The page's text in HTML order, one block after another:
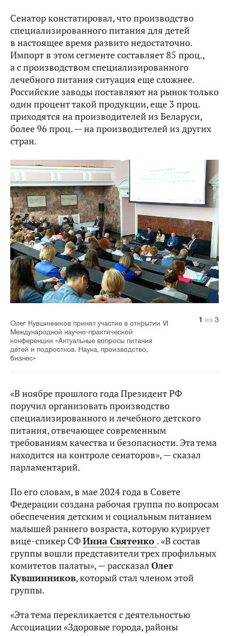
Сенатор констатировал, что производство
специализированного питания для детей
в настоящее время развито недостаточно.
Импорт в этом сегменте составляет 85 проц.,
а с производством специализированного
лечебного питания ситуация еще сложнее.
Российские заводы поставляют на рынок только
один процент такой продукции, еще 3 проц.
приходятся на производителей из Беларуси,
более 96 проц. — на производителей из других
стран.
Олег Кувшинников принял участие в открытии VI
Международной научно-практической
конференции «Актуальные вопросы питания
детей и подростков. Наука, производство,
бизнес»
1 из 3
2 из 3
3 из 3
«В ноябре прошлого года Президент РФ
поручил организовать производство
специализированного и лечебного детского
питания, отвечающее современным
требованиям качества и безопасности. Эта тема
находится на контроле сенаторов», — сказал
парламентарий.
По его словам, в мае 2024 года в Совете
Федерации создана рабочая группа по вопросам
обеспечения детским и социальным питанием
малышей раннего возраста, которую курирует
вице-спикер СФИнна Святенко . «В состав
группы вошли представители трех профильных
комитетов палаты», — рассказал Олег
Кувшинников, который стал членом этой
группы.
«Эта тема перекликается с деятельностью
Ассоциации «Здоровые города, районы